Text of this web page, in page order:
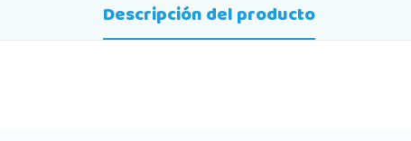
Descripción del producto